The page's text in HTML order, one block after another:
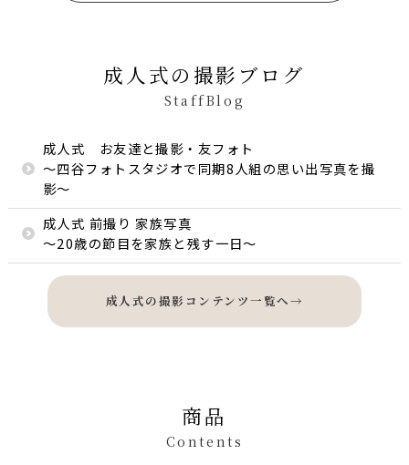
成人式の撮影ブログ
StaffBlog
成人式 お友達と撮影・友フォト
〜四谷フォトスタジオで同期8人組の思い出写真を撮
影〜
成人式 前撮り 家族写真
〜20歳の節目を家族と残す一日〜
成人式の撮影コンテンツ一覧へ→
商品
Contents